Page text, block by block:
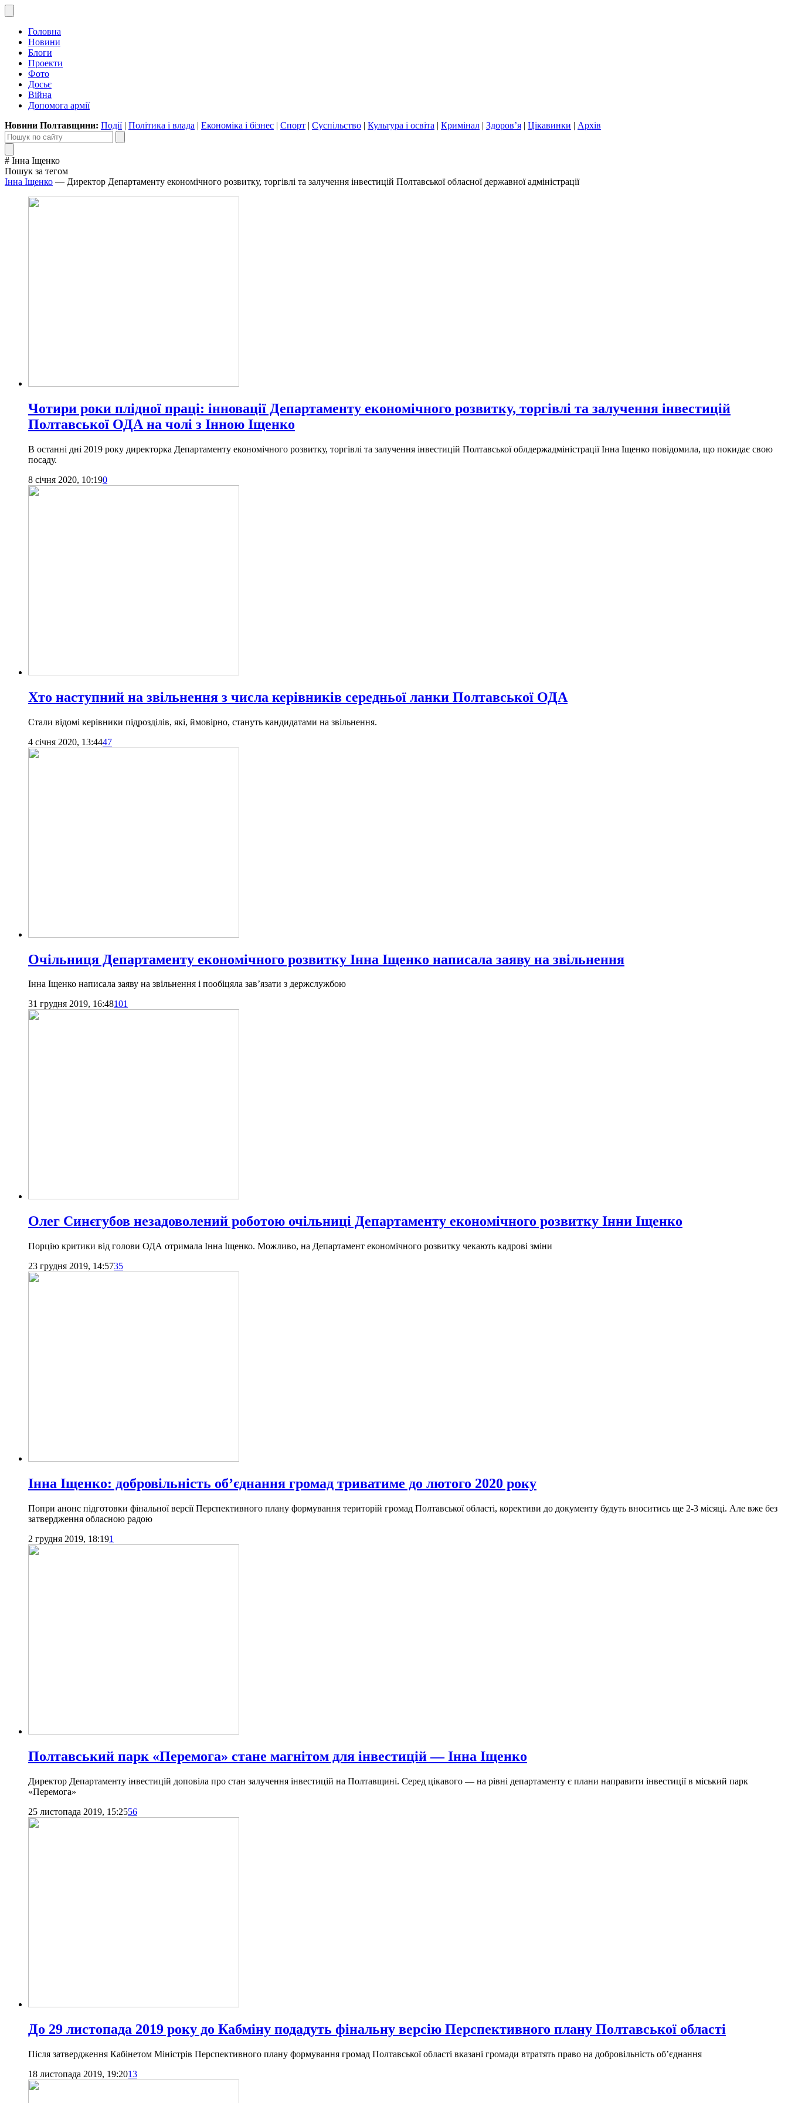
Головна
Новини
Блоги
Проекти
Фото
Досьє
Війна
Допомога армії
Новини Полтавщини: Події| Політика і влада | Економіка і бізнес | Спорт | Суспільство | Культура і освіта | Кримінал | Здоров’я | Цікавинки | Архів
# Інна Іщенко
Пошук за тегом
Інна Іщенко — Директор Департаменту економічного розвитку, торгівлі та залучення інвестицій Полтавської обласної державної адміністрації
Чотири роки плідної праці: інновації Департаменту економічного розвитку, торгівлі та залучення інвестицій
Полтавської ОДА на чолі з Інною Іщенко
В останні дні 2019 року директорка Департаменту економічного розвитку, торгівлі та залучення інвестицій Полтавської облдержадміністрації Інна Іщенко повідомила, що покидає свою
посаду.
8 січня 2020, 10:190
Хто наступний на звільнення з числа керівників середньої ланки Полтавської ОДА
Стали відомі керівники підрозділів, які, ймовірно, стануть кандидатами на звільнення.
4 січня 2020, 13:4447
Очільниця Департаменту економічного розвитку Інна Іщенко написала заяву на звільнення
Інна Іщенко написала заяву на звільнення і пообіцяла зав’язати з держслужбою
31 грудня 2019, 16:48101
Олег Синєгубов незадоволений роботою очільниці Департаменту економічного розвитку Інни Іщенко
Порцію критики від голови ОДА отримала Інна Іщенко. Можливо, на Департамент економічного розвитку чекають кадрові зміни
23 грудня 2019, 14:5735
Інна Іщенко: добровільність об’єднання громад триватиме до лютого 2020 року
Попри анонс підготовки фінальної версії Перспективного плану формування територій громад Полтавської області, корективи до документу будуть вноситись ще 2-3 місяці. Але вже без
затвердження обласною радою
2 грудня 2019, 18:191
Полтавський парк «Перемога» стане магнітом для інвестицій — Інна Іщенко
Директор Департаменту інвестицій доповіла про стан залучення інвестицій на Полтавщині. Серед цікавого — на рівні департаменту є плани направити інвестиції в міський парк
«Перемога»
25 листопада 2019, 15:2556
До 29 листопада 2019 року до Кабміну подадуть фінальну версію Перспективного плану Полтавської області
Після затвердження Кабінетом Міністрів Перспективного плану формування громад Полтавської області вказані громади втратять право на добровільність об’єднання
18 листопада 2019, 19:2013